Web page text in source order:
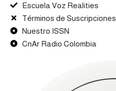
Escuela Voz Realities
Términos de Suscripciones
Nuestro ISSN
CnAr Radio Colombia